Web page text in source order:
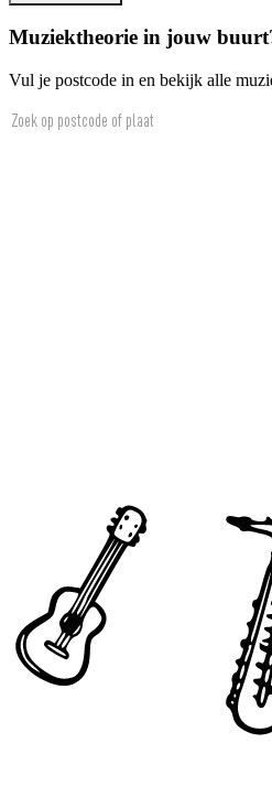
Muziektheorie in jouw
Vul je postcode in en bekijk alle